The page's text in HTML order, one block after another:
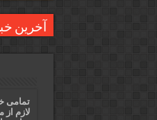
آخرین
تمامی
لازم